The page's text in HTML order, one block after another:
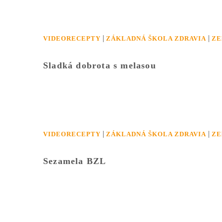
VIDEORECEPTY | ZÁKLADNÁ ŠKOLA ZDRAVIA |
Sladká dobrota s melasou
VIDEORECEPTY | ZÁKLADNÁ ŠKOLA ZDRAVIA |
Sezamela BZL